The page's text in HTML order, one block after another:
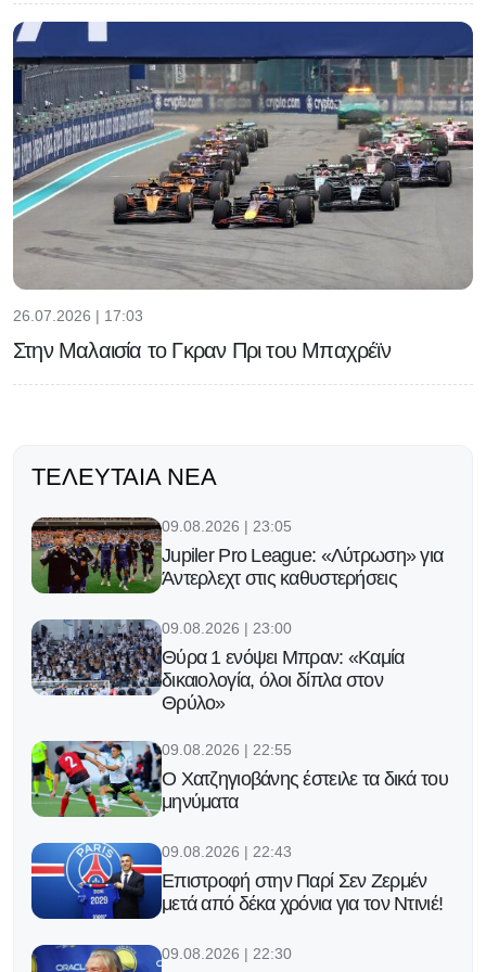
26.07.2026 | 17:03
Στην Μαλαισία το Γκραν Πρι του Μπαχρέϊν
ΤΕΛΕΥΤΑΊΑ ΝΈΑ
09.08.2026 | 23:05
Jupiler Pro League: «Λύτρωση» για
Άντερλεχτ στις καθυστερήσεις
09.08.2026 | 23:00
Θύρα 1 ενόψει Μπραν: «Καμία
δικαιολογία, όλοι δίπλα στον
Θρύλο»
09.08.2026 | 22:55
Ο Χατζηγιοβάνης έστειλε τα δικά του
μηνύματα
09.08.2026 | 22:43
Επιστροφή στην Παρί Σεν Ζερμέν
μετά από δέκα χρόνια για τον Ντινιέ!
09.08.2026 | 22:30